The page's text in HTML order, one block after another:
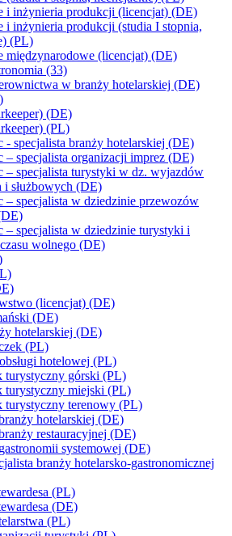
i inżynieria produkcji (licencjat) (DE)
i inżynieria produkcji (studia I stopnia,
(PL)
międzynarodowe (licencjat) (DE)
(33)
w branży hotelarskiej (DE)
(DE)
(PL)
- specjalista branży hotelarskiej (DE)
– specjalista organizacji imprez (DE)
– specjalista turystyki w dz. wyjazdów
i służbowych (DE)
– specjalista w dziedzinie przewozów
– specjalista w dziedzinie turystyki i
wolnego (DE)
(licencjat) (DE)
(DE)
hotelarskiej (DE)
(PL)
hotelowej (PL)
turystyczny górski (PL)
turystyczny miejski (PL)
turystyczny terenowy (PL)
hotelarskiej (DE)
restauracyjnej (DE)
systemowej (DE)
branży hotelarsko-gastronomicznej
(PL)
(DE)
(PL)